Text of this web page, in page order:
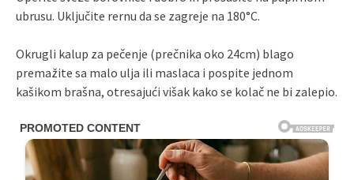
ubrusu. Uključite rernu da se zagreje na 180°C.
Okrugli kalup za pečenje (prečnika oko 24cm) blago
premažite sa malo ulja ili maslaca i pospite jednom
kašikom brašna, otresajući višak kako se kolač ne bi zalepio.